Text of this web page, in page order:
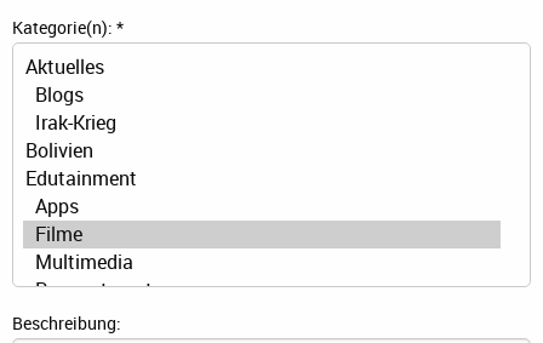
Kategorie(n): *
Beschreibung: